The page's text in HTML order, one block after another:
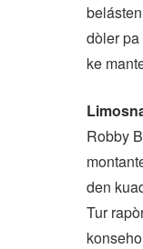
dòler
ke
Robby
den
Tur